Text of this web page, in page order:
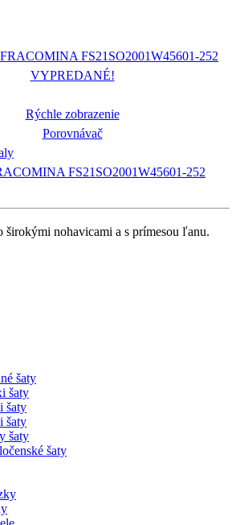
VYPREDANÉ!
Rýchle zobrazenie
Porovnávač
FS21SO2001W45601-252
širokými nohavicami a s prímesou ľanu.
šaty
šaty
šaty
šaty
šaty
šaty